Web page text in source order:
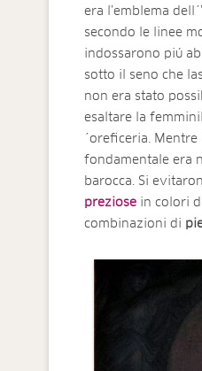
era l’emblema
secondo le linee
indossarono piú
sotto il seno che
non era stato
esaltare la
´oreficeria. Mentre
fondamentale era
barocca. Si
preziose in colori
combinazioni di